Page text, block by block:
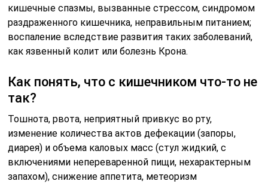
кишечные спазмы, вызванные стрессом, синдромом
раздраженного кишечника, неправильным питанием;
воспаление вследствие развития таких заболеваний,
как язвенный колит или болезнь Крона.
Как понять, что с кишечником что-то не
так?
Тошнота, рвота, неприятный привкус во рту,
изменение количества актов дефекации (запоры,
диарея) и объема каловых масс (стул жидкий, с
включениями непереваренной пищи, нехарактерным
запахом), снижение аппетита, метеоризм